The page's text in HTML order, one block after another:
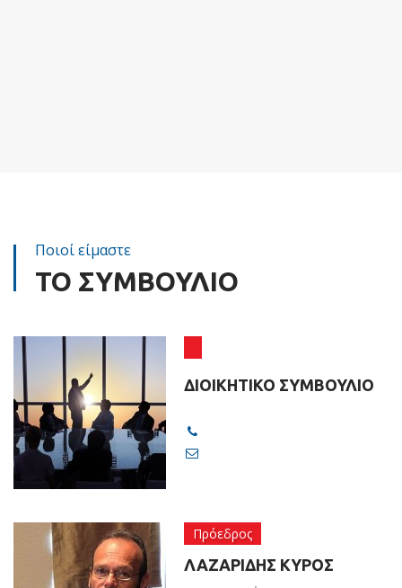
Ποιοί είμαστε
ΤΟ ΣΥΜΒΟΥΛΙΟ
ΔΙΟΙΚΗΤΙΚΟ ΣΥΜΒΟΥΛΙΟ
Πρόεδρος
ΛΑΖΑΡΙΔΗΣ ΚΥΡΟΣ